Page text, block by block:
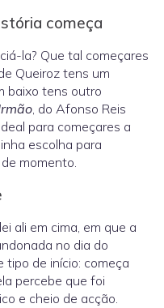
começa
la? Que tal começares
Queiroz tens um
baixo tens outro
, do Afonso Reis
para começares a
escolha para
momento.
ali em cima, em que a
no dia do
tipo de início: começa
percebe que foi
e cheio de acção.